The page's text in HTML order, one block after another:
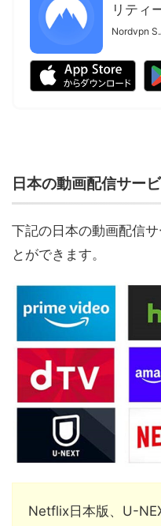
リティ
Nordvpn
日本の動画配信サー
下記の日本の動画配信
とができます。
Netflix日本版、U-